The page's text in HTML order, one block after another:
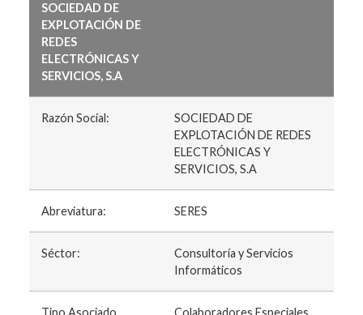
SOCIEDAD DE
EXPLOTACIÓN DE
REDES
ELECTRÓNICAS Y
SERVICIOS, S.A
Razón Social:
SOCIEDAD DE
EXPLOTACIÓN DE REDES
ELECTRÓNICAS Y
SERVICIOS, S.A
Abreviatura: SERES
Séctor:
Consultoría y Servicios
Informáticos